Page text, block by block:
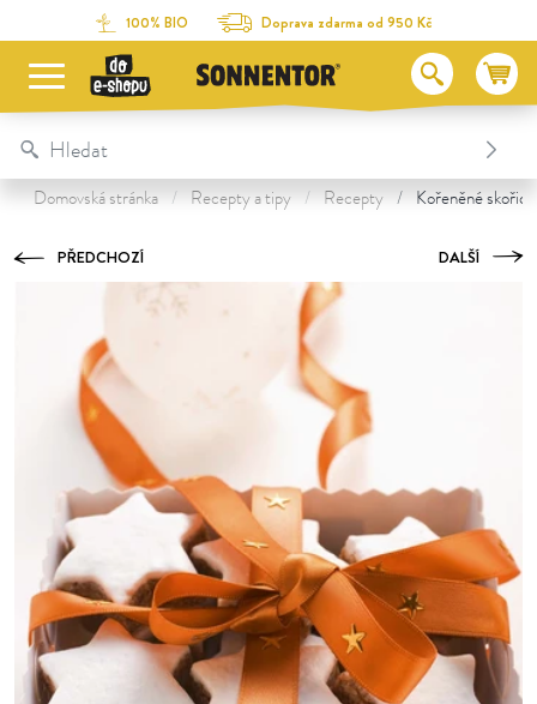
Na obsah stránky
Na seznam obsahu
100% BIO Doprava zdarma od 950 Kč
Table Of Content
Recepty, které by vám také mohly chutnat:
Domovská stránka Recepty a tipy Recepty Kořeněné
PŘEDCHOZÍ DALŠÍ